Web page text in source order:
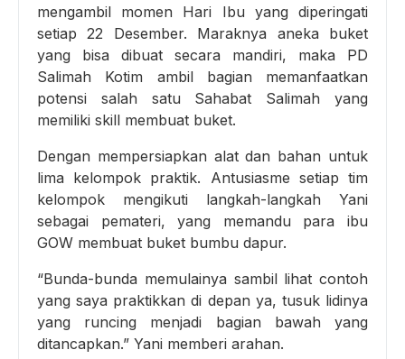
mengambil momen Hari Ibu yang diperingati
setiap 22 Desember. Maraknya aneka buket
yang bisa dibuat secara mandiri, maka PD
Salimah Kotim ambil bagian memanfaatkan
potensi salah satu Sahabat Salimah yang
memiliki skill membuat buket.
Dengan mempersiapkan alat dan bahan untuk
lima kelompok praktik. Antusiasme setiap tim
kelompok mengikuti langkah-langkah Yani
sebagai pemateri, yang memandu para ibu
GOW membuat buket bumbu dapur.
“Bunda-bunda memulainya sambil lihat contoh
yang saya praktikkan di depan ya, tusuk lidinya
yang runcing menjadi bagian bawah yang
ditancapkan.” Yani memberi arahan.